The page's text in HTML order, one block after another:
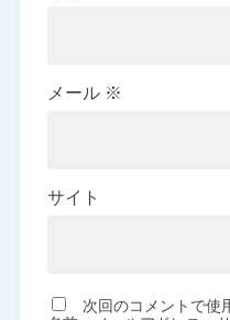
メール ※
サイト
次回のコメントで使